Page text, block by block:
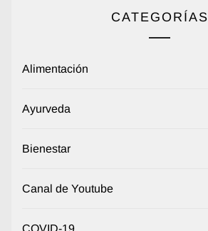
CATEGORÍAS
Alimentación
Ayurveda
Bienestar
Canal de Youtube